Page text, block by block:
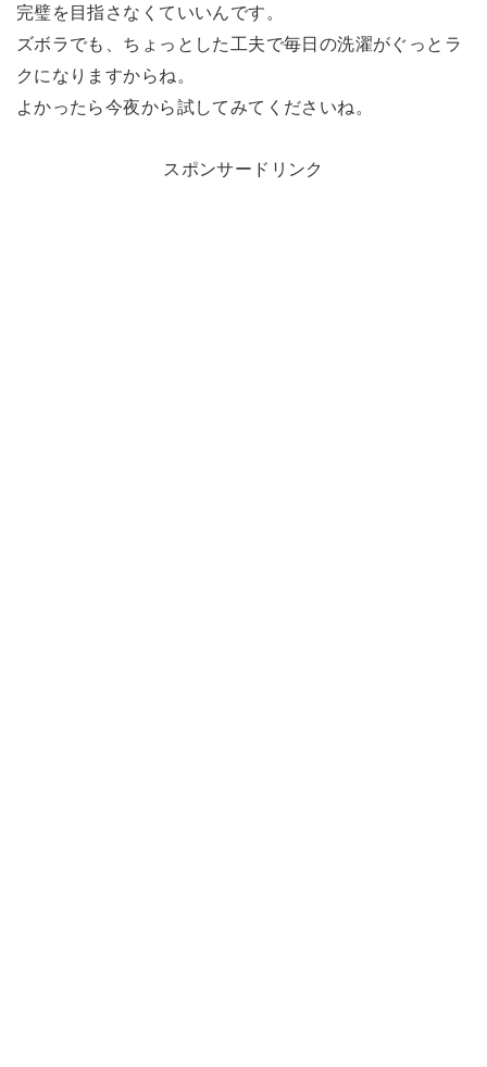
完璧を目指さなくていいんです。
ズボラでも、ちょっとした工夫で毎日の洗濯がぐっとラ
クになりますからね。
よかったら今夜から試してみてくださいね。
スポンサードリンク